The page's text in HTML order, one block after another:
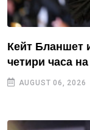
Кейт Бланшет
четири часа
AUGUST 06, 2026